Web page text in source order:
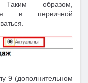
Таким образом,
в первичной
9 (дополнительном